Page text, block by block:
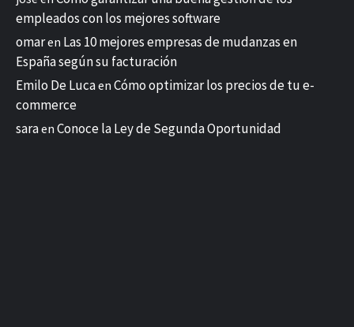
empleados con los mejores software
omaren Las 10 mejores empresas de mudanzas en
España según su facturación
Emilo De Lucaen Cómo optimizar los precios de tu e-
commerce
saraen Conoce la Ley de Segunda Oportunidad